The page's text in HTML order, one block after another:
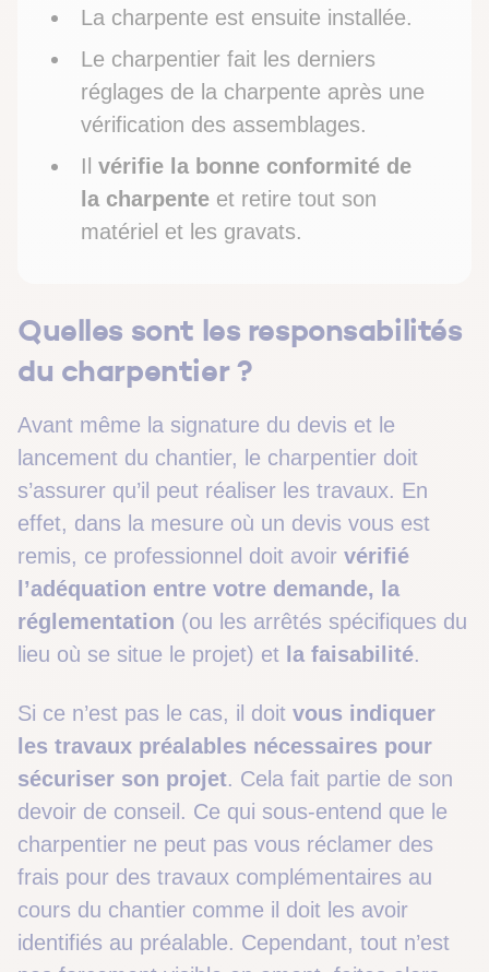
La charpente est ensuite installée.
Le charpentier fait les derniers
réglages de la charpente après une
vérification des assemblages.
Ilvérifie la bonne conformité de
la charpente et retire tout son
matériel et les gravats.
Quelles sont les responsabilités
du charpentier ?
Avant même la signature du devis et le
lancement du chantier, le charpentier doit
s’assurer qu’il peut réaliser les travaux. En
effet, dans la mesure où un devis vous est
remis, ce professionnel doit avoir vérifié
l’adéquation entre votre demande, la
réglementation (ou les arrêtés spécifiques du
lieu où se situe le projet) et la faisabilité.
Si ce n’est pas le cas, il doit vous indiquer
les travaux préalables nécessaires pour
sécuriser son projet. Cela fait partie de son
devoir de conseil. Ce qui sous-entend que le
charpentier ne peut pas vous réclamer des
frais pour des travaux complémentaires au
cours du chantier comme il doit les avoir
identifiés au préalable. Cependant, tout n’est